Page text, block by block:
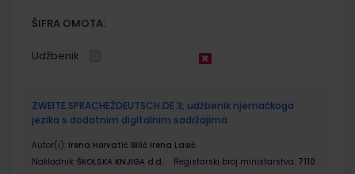
ŠIFRA OMOTA:
Udžbenik
ZWEITE.SPRACHEŽDEUTSCH.DE 3; udžbenik njemačkoga
jezika s dodatnim digitalnim sadržajima
Autor(i): Irena Horvatić Bilić Irena Lasić
Nakladnik: ŠKOLSKA KNJIGA d.d. Registarski broj ministarstva: 7110